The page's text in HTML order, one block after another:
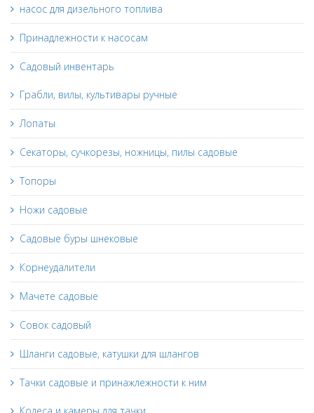
насос для дизельного топлива
Принадлежности к насосам
Садовый инвентарь
Грабли, вилы, культивары ручные
Лопаты
Секаторы, сучкорезы, ножницы, пилы садовые
Топоры
Ножи садовые
Садовые буры шнековые
Корнеудалители
Мачете садовые
Совок садовый
Шланги садовые, катушки для шлангов
Тачки садовые и принажлежности к ним